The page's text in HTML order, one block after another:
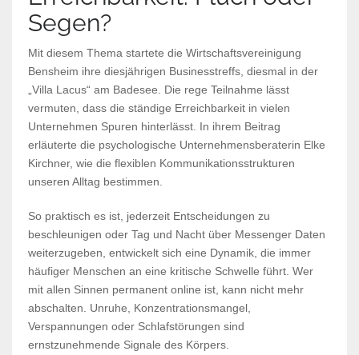
Segen?​
Mit diesem Thema startete die Wirtschaftsvereinigung
Bensheim ihre diesjährigen Businesstreffs, diesmal in der
„Villa Lacus“ am Badesee. Die rege Teilnahme lässt
vermuten, dass die ständige Erreichbarkeit in vielen
Unternehmen Spuren hinterlässt. In ihrem Beitrag
erläuterte die psychologische Unternehmensberaterin Elke
Kirchner, wie die flexiblen Kommunikationsstrukturen
unseren Alltag bestimmen.
So praktisch es ist, jederzeit Entscheidungen zu
beschleunigen oder Tag und Nacht über Messenger Daten
weiterzugeben, entwickelt sich eine Dynamik, die immer
häufiger Menschen an eine kritische Schwelle führt. Wer
mit allen Sinnen permanent online ist, kann nicht mehr
abschalten. Unruhe, Konzentrationsmangel,
Verspannungen oder Schlafstörungen sind
ernstzunehmende Signale des Körpers.